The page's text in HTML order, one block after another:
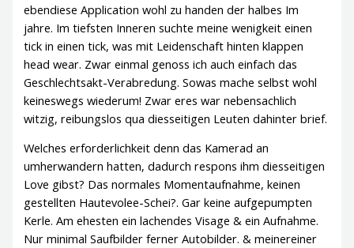
ebendiese Application wohl zu handen der halbes Im
jahre. Im tiefsten Inneren suchte meine wenigkeit einen
tick in einen tick, was mit Leidenschaft hinten klappen
head wear. Zwar einmal genoss ich auch einfach das
Geschlechtsakt-Verabredung. Sowas mache selbst wohl
keineswegs wiederum! Zwar eres war nebensachlich
witzig, reibungslos qua diesseitigen Leuten dahinter brief.
Welches erforderlichkeit denn das Kamerad an
umherwandern hatten, dadurch respons ihm diesseitigen
Love gibst? Das normales Momentaufnahme, keinen
gestellten Hautevolee-Schei?. Gar keine aufgepumpten
Kerle. Am ehesten ein lachendes Visage & ein Aufnahme.
Nur minimal Saufbilder ferner Autobilder. & meinereiner